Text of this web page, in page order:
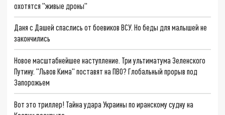
охотятся "живые дроны"
Даня с Дашей спаслись от боевиков ВСУ. Но беды для малышей не
закончились
Новое масштабнейшее наступление. Три ультиматума Зеленского
Путину. "Львов Кима" поставят на ПВО? Глобальный прорыв под
Запорожьем
Вот это триллер! Тайна удара Украины по иранскому судну на